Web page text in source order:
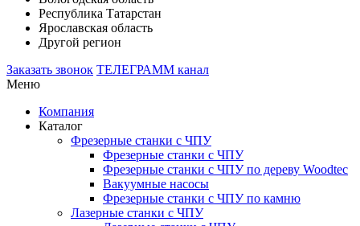
Республика Татарстан
Ярославская область
Другой регион
Заказать звонок ТЕЛЕГРАММ канал
Меню
Компания
Каталог
Фрезерные станки с ЧПУ
Фрезерные станки с ЧПУ
Фрезерные станки с ЧПУ по дереву Woodtec
Вакуумные насосы
Фрезерные станки с ЧПУ по камню
Лазерные станки с ЧПУ